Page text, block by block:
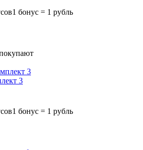
1 бонус = 1 рубль
3
1 бонус = 1 рубль